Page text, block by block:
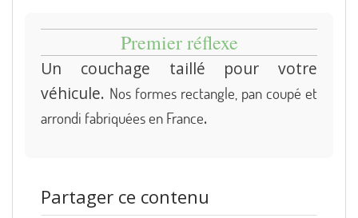
Premier réflexe
Un couchage taillé pour votre
véhicule. Nos formes rectangle, pan coupé et
arrondi fabriquées en France.
Partager ce contenu